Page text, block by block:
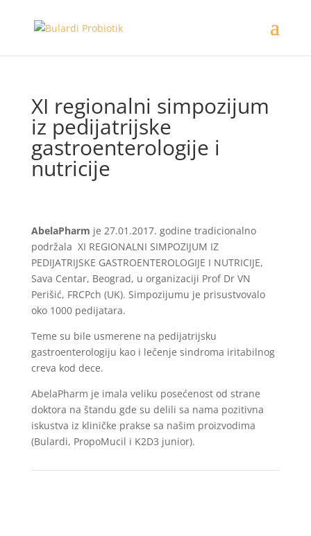
XI regionalni simpozijum
iz pedijatrijske
gastroenterologije i
nutricije
AbelaPharm je 27.01.2017. godine tradicionalno
podržala XI REGIONALNI SIMPOZIJUM IZ
PEDIJATRIJSKE GASTROENTEROLOGIJE I NUTRICIJE,
Sava Centar, Beograd, u organizaciji Prof Dr VN
Perišić, FRCPch (UK). Simpozijumu je prisustvovalo
oko 1000 pedijatara.
Teme su bile usmerene na pedijatrijsku
gastroenterologiju kao i lečenje sindroma iritabilnog
creva kod dece.
AbelaPharm je imala veliku posećenost od strane
doktora na štandu gde su delili sa nama pozitivna
iskustva iz kliničke prakse sa našim proizvodima
(Bulardi, PropoMucil i K2D3 junior).